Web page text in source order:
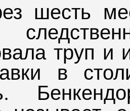
шесть
труп и
в